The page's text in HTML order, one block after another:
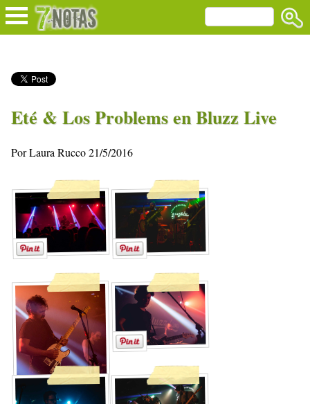
Eté & Los Problems en Bluzz Live
Por Laura Rucco 21/5/2016